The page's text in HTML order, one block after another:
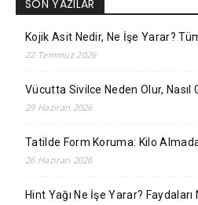
SON YAZILAR
Kojik Asit Nedir, Ne İşe Yarar?
22 Temmuz 2026
Vücutta Sivilce Neden Olur, Nasıl
29 Haziran 2026
Tatilde Form Koruma: Kilo
26 Haziran 2026
Hint Yağı Ne İşe Yarar?